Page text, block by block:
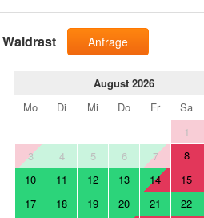
Waldrast Anfrage
August 2026
Mo
Di Mi Do Fr Sa
1
3
4 5 6 7 8
10
11 12 13 14 15
17
18 19 20 21 22